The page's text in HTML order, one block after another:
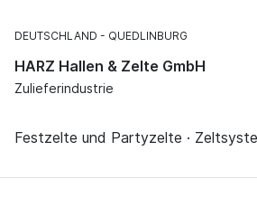
DEUTSCHLAND QUEDLINBURG
HARZ Hallen & Zelte GmbH
Zulieferindustrie
Festzelte und Partyzelte ·